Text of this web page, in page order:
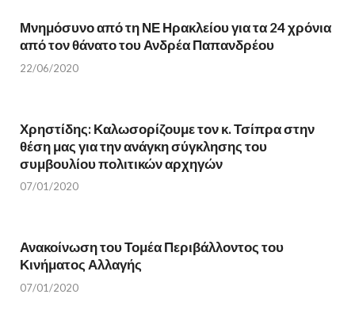
n
s
i
n
n
n
d
o
w
)
s
i
n
n
e
d
o
w
)
Μνημόσυνο από τη ΝΕ Ηρακλείου για τα 24 χρόνια
από τον θάνατο του Ανδρέα Παπανδρέου
22/06/2020
Χρηστίδης: Καλωσορίζουμε τον κ. Τσίπρα στην
θέση μας για την ανάγκη σύγκλησης του
συμβουλίου πολιτικών αρχηγών
07/01/2020
Ανακοίνωση του Τομέα Περιβάλλοντος του
Κινήματος Αλλαγής
07/01/2020